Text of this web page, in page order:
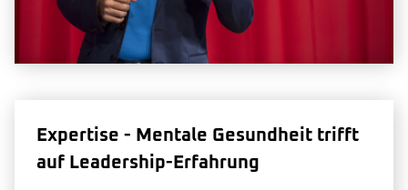
Expertise - Mentale Gesundheit trifft
auf Leadership-Erfahrung